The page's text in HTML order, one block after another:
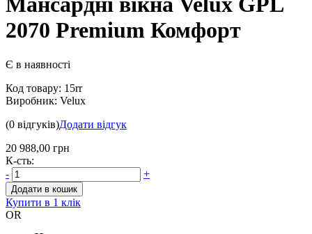
2070 Premium Комфорт
Є в наявності
Код товару: 15rr
Виробник: Velux
(0 відгуків)Додати відгук
20 988,00 грн
К-сть:
-
+
Додати в кошик
Купити в 1 клік
OR